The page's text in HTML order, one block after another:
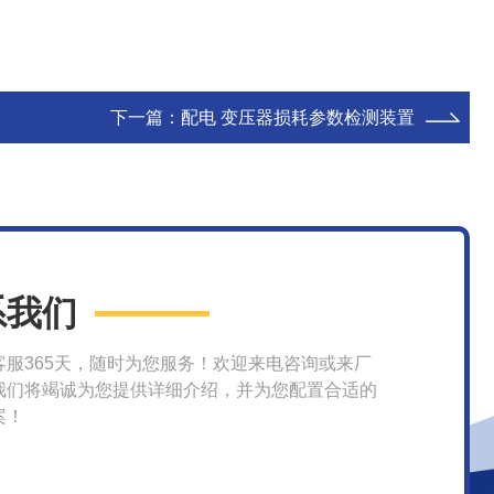
下一篇： 配电 变压器损耗参数检测装置
们
服365天，随时为您服务！欢迎来电咨询或来厂
们将竭诚为您提供详细介绍，并为您配置合适的